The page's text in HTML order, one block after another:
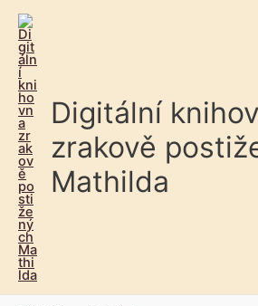
Digitální
zrakově
Mathilda